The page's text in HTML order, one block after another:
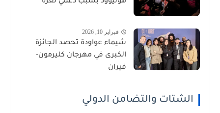
فبراير 10, 2026
شيماء عواودة تحصد الجائزة
الكبرى في مهرجان كليرمون-
فيران
الشتات والتضامن الدولي